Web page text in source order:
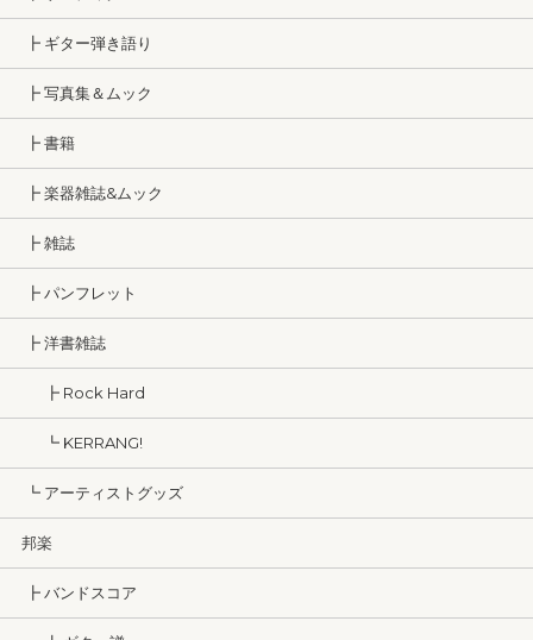
┣ ギター弾き語り
┣ 写真集＆ムック
┣ 書籍
┣ 楽器雑誌&ムック
┣ 雑誌
┣ パンフレット
┣ 洋書雑誌
┣ Rock Hard
┗ KERRANG!
┗ アーティストグッズ
邦楽
┣ バンドスコア